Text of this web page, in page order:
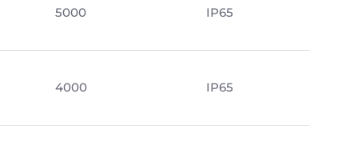
5000 IP65
4000 IP65